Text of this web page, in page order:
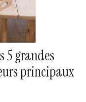
5 grandes
principaux